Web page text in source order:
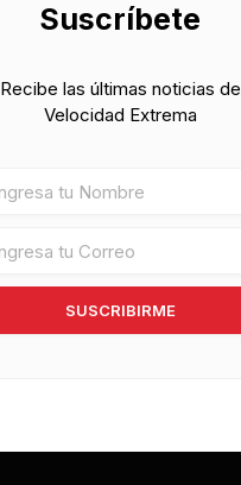
Suscríbete
Recibe las últimas noticias de
Velocidad Extrema
SUSCRIBIRME